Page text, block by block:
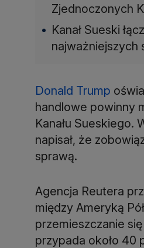
Zjednoczonych
Kanał Sueski
Donald Trump
handlowe powinny
Kanału Sueskiego.
napisał, że
sprawą.
Agencja Reutera
między Ameryką
przemieszczanie
przypada około 40